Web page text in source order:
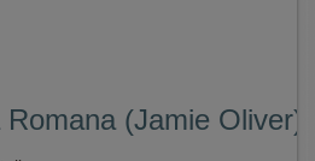
(Jamie Oliver)